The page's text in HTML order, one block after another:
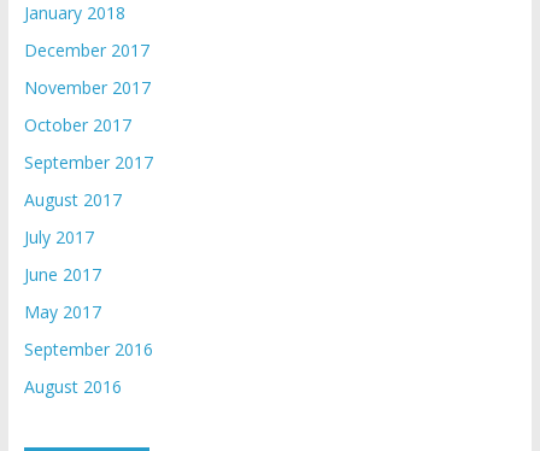
January 2018
December 2017
November 2017
October 2017
September 2017
August 2017
July 2017
June 2017
May 2017
September 2016
August 2016